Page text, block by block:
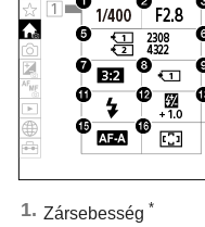
Zársebesség *